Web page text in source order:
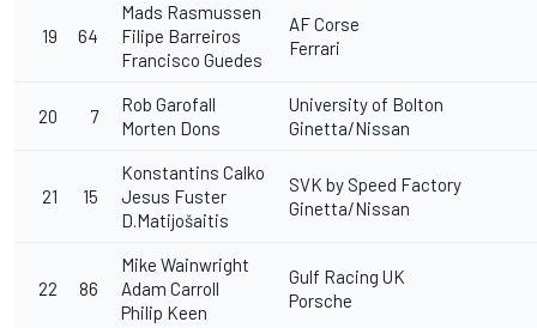
19 64
Mads Rasmussen
Filipe Barreiros
Francisco Guedes
AF Corse
Ferrari
20 7
Rob Garofall
Morten Dons
University of Bolton
Ginetta/Nissan
21 15
Konstantins Calko
Jesus Fuster
D.Matijošaitis
SVK by Speed Factory
Ginetta/Nissan
22 86
Mike Wainwright
Adam Carroll
Philip Keen
Gulf Racing UK
Porsche